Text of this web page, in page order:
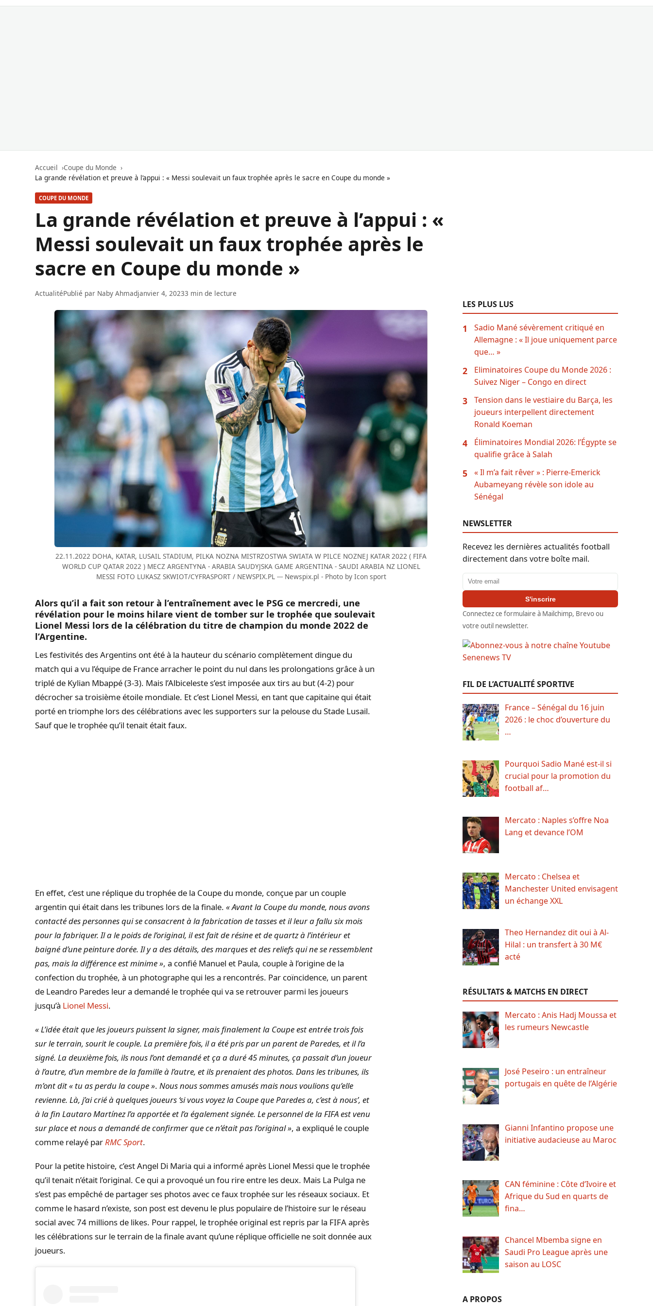
Accueil
Coupe du Monde
La grande révélation et preuve à l’appui : « Messi soulevait un faux trophée après le sacre en Coupe du monde »
COUPE DU MONDE
La grande révélation et preuve à l’appui : «
Messi soulevait un faux trophée après le
sacre en Coupe du monde »
ActualitéPublié par Naby Ahmadjanvier 4, 20233 min de lecture
22.11.2022 DOHA, KATAR, LUSAIL STADIUM, PILKA NOZNA MISTRZOSTWA SWIATA W PILCE NOZNEJ KATAR 2022 ( FIFA
WORLD CUP QATAR 2022 ) MECZ ARGENTYNA - ARABIA SAUDYJSKA GAME ARGENTINA - SAUDI ARABIA NZ LIONEL
MESSI FOTO LUKASZ SKWIOT/CYFRASPORT / NEWSPIX.PL --- Newspix.pl - Photo by Icon sport
Alors qu’il a fait son retour à l’entraînement avec le PSG ce mercredi, une
révélation pour le moins hilare vient de tomber sur le trophée que soulevait
Lionel Messi lors de la célébration du titre de champion du monde 2022 de
l’Argentine.
Les festivités des Argentins ont été à la hauteur du scénario complètement dingue du
match qui a vu l’équipe de France arracher le point du nul dans les prolongations grâce à un
triplé de Kylian Mbappé (3-3). Mais l’Albiceleste s’est imposée aux tirs au but (4-2) pour
décrocher sa troisième étoile mondiale. Et c’est Lionel Messi, en tant que capitaine qui était
porté en triomphe lors des célébrations avec les supporters sur la pelouse du Stade Lusail.
Sauf que le trophée qu’il tenait était faux.
En effet, c’est une réplique du trophée de la Coupe du monde, conçue par un couple
argentin qui était dans les tribunes lors de la finale. « Avant la Coupe du monde, nous avons
contacté des personnes qui se consacrent à la fabrication de tasses et il leur a fallu six mois
pour la fabriquer. Il a le poids de l’original, il est fait de résine et de quartz à l’intérieur et
baigné d’une peinture dorée. Il y a des détails, des marques et des reliefs qui ne se ressemblent
pas, mais la différence est minime », a confié Manuel et Paula, couple à l’origine de la
confection du trophée, à un photographe qui les a rencontrés. Par coïncidence, un parent
de Leandro Paredes leur a demandé le trophée qui va se retrouver parmi les joueurs
jusqu’à Lionel Messi.
« L’idée était que les joueurs puissent la signer, mais finalement la Coupe est entrée trois fois
sur le terrain, sourit le couple. La première fois, il a été pris par un parent de Paredes, et il l’a
signé. La deuxième fois, ils nous l’ont demandé et ça a duré 45 minutes, ça passait d’un joueur
à l’autre, d’un membre de la famille à l’autre, et ils prenaient des photos. Dans les tribunes, ils
m’ont dit « tu as perdu la coupe ». Nous nous sommes amusés mais nous voulions qu’elle
revienne. Là, j’ai crié à quelques joueurs ‘si vous voyez la Coupe que Paredes a, c’est à nous’, et
à la fin Lautaro Martínez l’a apportée et l’a également signée. Le personnel de la FIFA est venu
sur place et nous a demandé de confirmer que ce n’était pas l’original », a expliqué le couple
comme relayé parRMC Sport.
Pour la petite histoire, c’est Angel Di Maria qui a informé après Lionel Messi que le trophée
qu’il tenait n’était l’original. Ce qui a provoqué un fou rire entre les deux. Mais La Pulga ne
s’est pas empêché de partager ses photos avec ce faux trophée sur les réseaux sociaux. Et
comme le hasard n’existe, son post est devenu le plus populaire de l’histoire sur le réseau
social avec 74 millions de likes. Pour rappel, le trophée original est repris par la FIFA après
les célébrations sur le terrain de la finale avant qu’une réplique officielle ne soit donnée aux
joueurs.
LES PLUS LUS
1
Sadio Mané sévèrement critiqué en
Allemagne : « Il joue uniquement parce
que… »
2
Eliminatoires Coupe du Monde 2026 :
Suivez Niger – Congo en direct
3
Tension dans le vestiaire du Barça, les
joueurs interpellent directement
Ronald Koeman
4
Éliminatoires Mondial 2026: l’Égypte se
qualifie grâce à Salah
5
« Il m’a fait rêver » : Pierre-Emerick
Aubameyang révèle son idole au
Sénégal
NEWSLETTER
Recevez les dernières actualités football
directement dans votre boîte mail.
Adresse email
S'inscrire
Connectez ce formulaire à Mailchimp, Brevo ou
votre outil newsletter.
FIL DE L’ACTUALITÉ SPORTIVE
France – Sénégal du 16 juin
2026 : le choc d’ouverture du
…
Pourquoi Sadio Mané est-il si
crucial pour la promotion du
football af…
Mercato : Naples s’offre Noa
Lang et devance l’OM
Mercato : Chelsea et
Manchester United envisagent
un échange XXL
Theo Hernandez dit oui à Al-
Hilal : un transfert à 30 M€
acté
RÉSULTATS & MATCHS EN DIRECT
Mercato : Anis Hadj Moussa et
les rumeurs Newcastle
José Peseiro : un entraîneur
portugais en quête de l’Algérie
Gianni Infantino propose une
initiative audacieuse au Maroc
CAN féminine : Côte d’Ivoire et
Afrique du Sud en quarts de
fina…
Chancel Mbemba signe en
Saudi Pro League après une
saison au LOSC
A PROPOS